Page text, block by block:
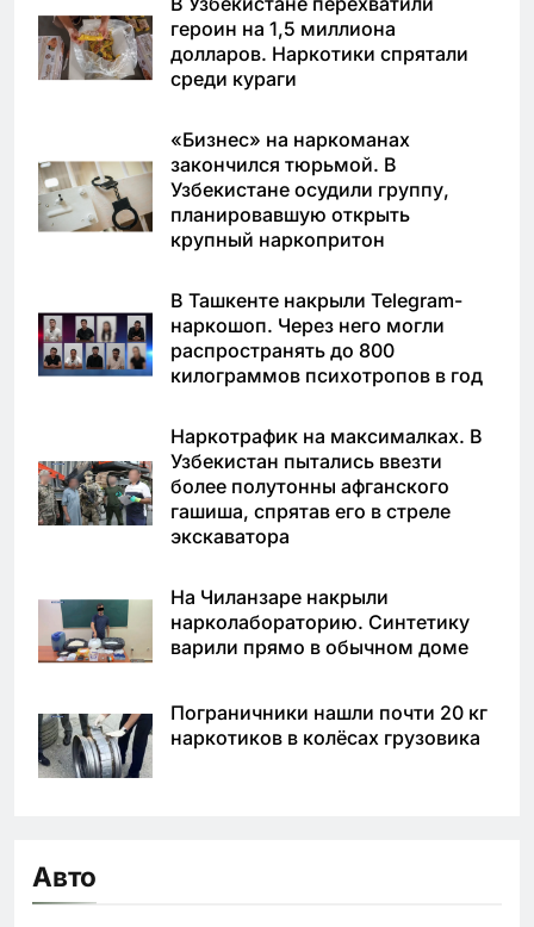
героин на 1,5 миллиона
долларов. Наркотики спрятали
среди кураги
«Бизнес» на наркоманах
закончился тюрьмой. В
Узбекистане осудили группу,
планировавшую открыть
крупный наркопритон
В Ташкенте накрыли Telegram-
наркошоп. Через него могли
распространять до 800
килограммов психотропов в год
Наркотрафик на максималках. В
Узбекистан пытались ввезти
более полутонны афганского
гашиша, спрятав его в стреле
экскаватора
На Чиланзаре накрыли
нарколабораторию. Синтетику
варили прямо в обычном доме
Пограничники нашли почти 20 кг
наркотиков в колёсах грузовика
Авто